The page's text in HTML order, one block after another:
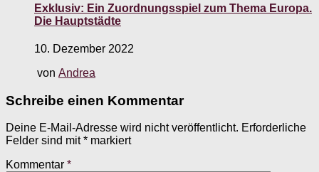
Exklusiv: Ein Zuordnungsspiel zum Thema Europa.
Die Hauptstädte
10. Dezember 2022
von Andrea
Schreibe einen Kommentar
Deine E-Mail-Adresse wird nicht veröffentlicht. Erforderliche
Felder sind mit* markiert
Kommentar *